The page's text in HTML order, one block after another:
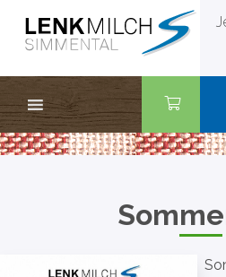
Inhalt
springen